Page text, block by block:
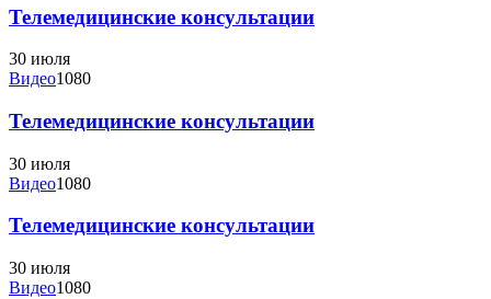
Телемедицинские консультации
30 июля
Видео1080
Телемедицинские консультации
30 июля
Видео1080
Телемедицинские консультации
30 июля
Видео1080